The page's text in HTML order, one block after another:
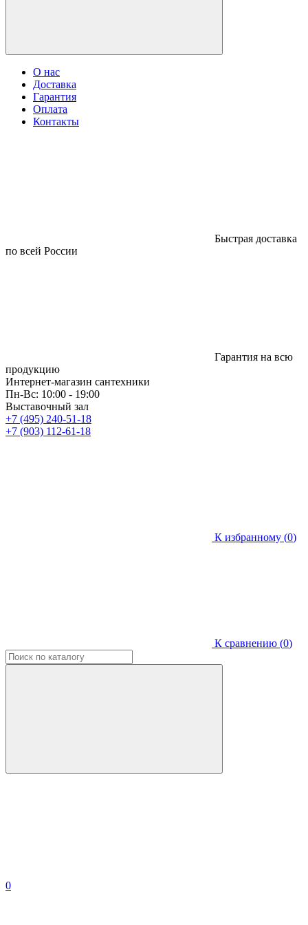
О нас
Доставка
Гарантия
Оплата
Контакты
Быстрая доставка
по всей России
Гарантия на всю
продукцию
Интернет-магазин сантехники
Пн-Вс: 10:00 - 19:00
Выставочный зал
+7 (495) 240-51-18
+7 (903) 112-61-18
К избранному (0)
К сравнению (0)
0